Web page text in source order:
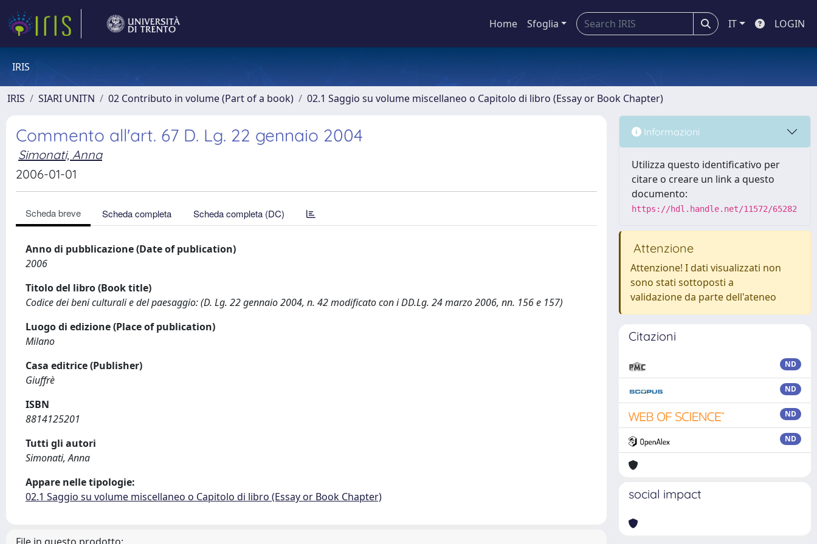
Home Sfoglia IT LOGIN
IRIS
IRIS SIARI UNITN 02 Contributo in volume (Part of a book) 02.1 Saggio su volume miscellaneo o Capitolo di libro (Essay or Book Chapter)
Commento all'art. 67 D. Lg. 22 gennaio 2004
Simonati, Anna
2006-01-01
Scheda breve Scheda completa Scheda completa (DC)
Anno di pubblicazione (Date of publication)
2006
Titolo del libro (Book title)
Codice dei beni culturali e del paesaggio: (D. Lg. 22 gennaio 2004, n. 42 modificato con i DD.Lg. 24 marzo 2006, nn. 156 e 157)
Luogo di edizione (Place of publication)
Milano
Casa editrice (Publisher)
Giuffrè
ISBN
8814125201
Tutti gli autori
Simonati, Anna
Appare nelle tipologie:
02.1 Saggio su volume miscellaneo o Capitolo di libro (Essay or Book Chapter)
Informazioni
Utilizza questo identificativo per
citare o creare un link a questo
documento:
https://hdl.handle.net/11572/65282
Attenzione
Attenzione! I dati visualizzati non
sono stati sottoposti a
validazione da parte dell'ateneo
Citazioni
ND
ND
ND
ND
social impact